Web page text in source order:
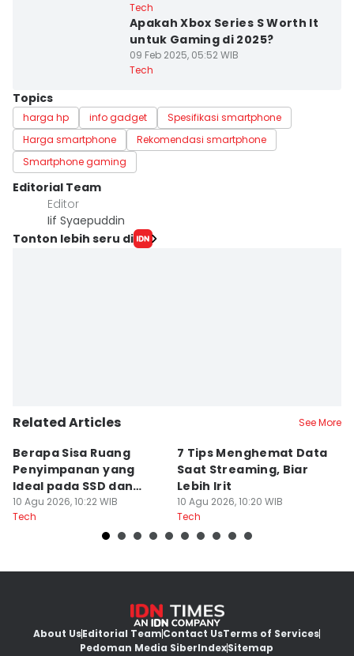
Tech
Apakah Xbox Series S Worth It
untuk Gaming di 2025?
09 Feb 2025, 05:52 WIB
Tech
Topics
harga hp info gadget
Spesifikasi smartphone
Harga smartphone
Rekomendasi smartphone
Smartphone gaming
Editorial Team
Editor
Iif Syaepuddin
Tonton lebih seru di
Related Articles See More
Berapa Sisa Ruang
Penyimpanan yang
Ideal pada SSD dan
HDD?
10 Agu 2026, 10:22 WIB
Tech
7 Tips Menghemat Data
Saat Streaming, Biar
Lebih Irit
10 Agu 2026, 10:20 WIB
Tech
About UsEditorial TeamContact UsTerms of Services
Pedoman Media SiberIndexSitemap